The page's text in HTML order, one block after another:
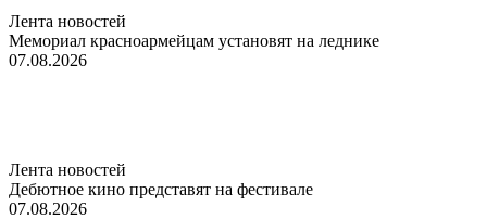
Лента новостей
Мемориал красноармейцам установят на леднике
07.08.2026
Лента новостей
Дебютное кино представят на фестивале
07.08.2026